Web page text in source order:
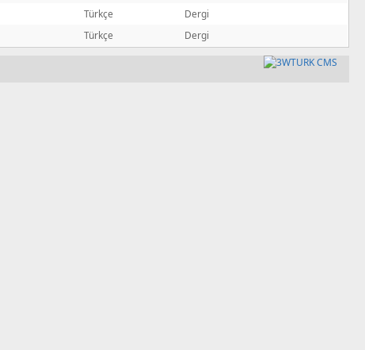
Türkçe
Dergi
Türkçe Dergi